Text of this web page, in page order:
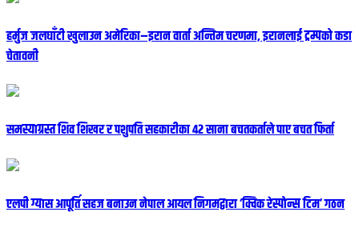
हर्मुज जलघाँटी खुलाउन अमेरिका–इरान वार्ता अन्तिम चरणमा, इरानलाई ट्रम्पको कडा
चेतावनी
समस्याग्रस्त शिव शिखर र पशुपति सहकारीका ४२ साना बचतकर्ताले पाए बचत फिर्ता
एलपी ग्यास आपूर्ति सहज बनाउन नेपाल आयल निगमद्वारा ‘क्विक रेस्पोन्स टिम’ गठन